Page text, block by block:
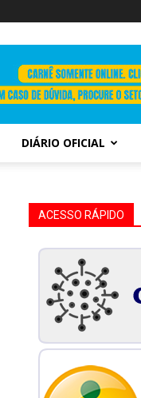
DIÁRIO OFICIAL
ACESSO RÁPIDO